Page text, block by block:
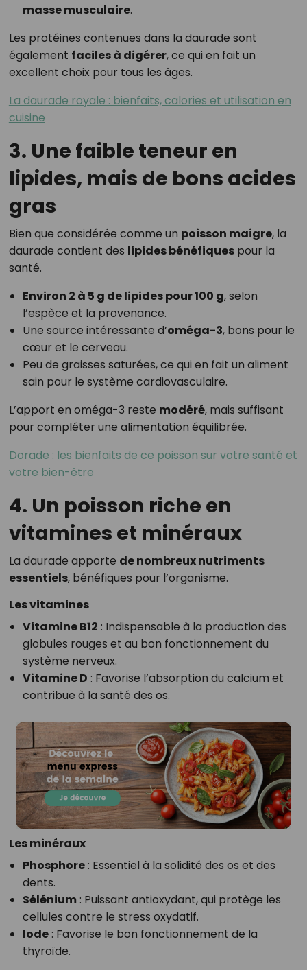
masse musculaire.
Les protéines contenues dans la daurade sont
également faciles à digérer, ce qui en fait un
excellent choix pour tous les âges.
La daurade royale : bienfaits, calories et utilisation en
cuisine
3. Une faible teneur en
lipides, mais de bons acides
gras
Bien que considérée comme un poisson maigre, la
daurade contient des lipides bénéfiquespour la
santé.
Environ 2 à 5 g de lipides pour 100 g, selon
l’espèce et la provenance.
Une source intéressante d’oméga-3, bons pour le
cœur et le cerveau.
Peu de graisses saturées, ce qui en fait un aliment
sain pour le système cardiovasculaire.
L’apport en oméga-3 reste modéré, mais suffisant
pour compléter une alimentation équilibrée.
Dorade : les bienfaits de ce poisson sur votre santé et
votre bien-être
4. Un poisson riche en
vitamines et minéraux
La daurade apporte de nombreux nutriments
essentiels, bénéfiques pour l’organisme.
Les vitamines
Vitamine B12 : Indispensable à la production des
globules rouges et au bon fonctionnement du
système nerveux.
Vitamine D : Favorise l’absorption du calcium et
contribue à la santé des os.
Les minéraux
Phosphore: Essentiel à la solidité des os et des
dents.
Sélénium: Puissant antioxydant, qui protège les
cellules contre le stress oxydatif.
Iode: Favorise le bon fonctionnement de la
thyroïde.